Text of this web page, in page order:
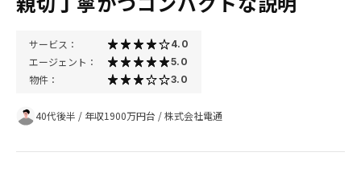
サービス： 4.0
エージェント： 5.0
物件： 3.0
40代後半 / 年収1900万円台 /株式会社電通